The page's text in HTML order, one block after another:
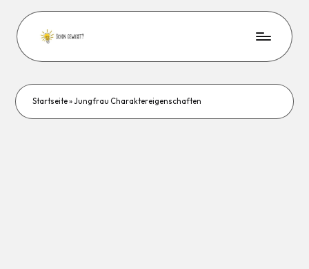
Startseite»Jungfrau Charaktereigenschaften